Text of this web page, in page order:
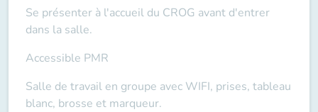
Se présenter à l'accueil du CROG avant d'entrer
dans la salle.
Accessible PMR
Salle de travail en groupe avec WIFI, prises, tableau
blanc, brosse et marqueur.